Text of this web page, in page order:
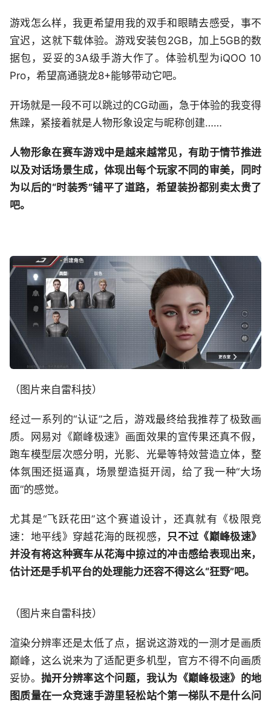
游戏怎么样，我更希望用我的双手和眼睛去感受，事不
宜迟，这就下载体验。游戏安装包2GB，加上5GB的数
据包，妥妥的3A级手游大作了。体验机型为iQOO 10
Pro，希望高通骁龙8+能够带动它吧。
开场就是一段不可以跳过的CG动画，急于体验的我变得
焦躁，紧接着就是人物形象设定与昵称创建……
人物形象在赛车游戏中是越来越常见，有助于情节推进
以及对话场景生成，体现出每个玩家不同的审美，同时
为以后的“时装秀”铺平了道路，希望装扮都别卖太贵了
吧。
（图片来自雷科技）
经过一系列的“认证”之后，游戏最终给我推荐了极致画
质。网易对《巅峰极速》画面效果的宣传果还真不假，
跑车模型层次感分明，光影、光晕等特效营造立体，整
体氛围还挺逼真，场景塑造挺开阔，给了我一种“大场
面”的感觉。
尤其是“飞跃花田”这个赛道设计，还真就有《极限竞
速：地平线》穿越花海的既视感， 只不过《巅峰极速》
并没有将这种赛车从花海中掠过的冲击感给表现出来，
估计还是手机平台的处理能力还容不得这么“狂野”吧。
（图片来自雷科技）
渲染分辨率还是太低了点，据说这游戏的一测才是画质
巅峰，这么说来为了适配更多机型，官方不得不向画质
妥协。抛开分辨率这个问题，我认为《巅峰极速》的地
图质量在一众竞速手游里轻松站个第一梯队不是什么问